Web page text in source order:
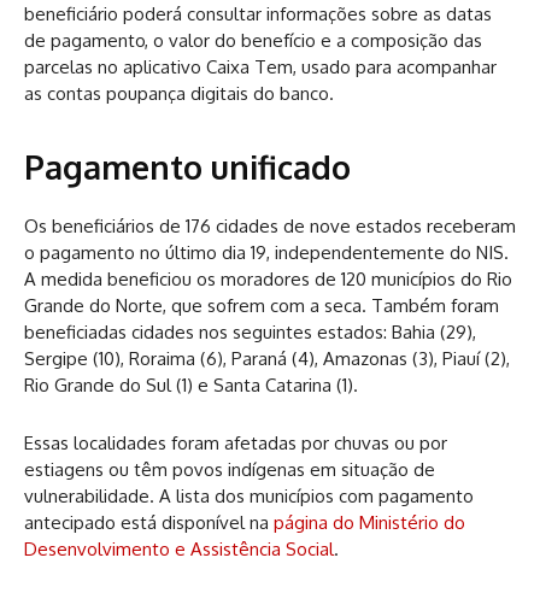
beneficiário poderá consultar informações sobre as datas
de pagamento, o valor do benefício e a composição das
parcelas no aplicativo Caixa Tem, usado para acompanhar
as contas poupança digitais do banco.
Pagamento unificado
Os beneficiários de 176 cidades de nove estados receberam
o pagamento no último dia 19, independentemente do NIS.
A medida beneficiou os moradores de 120 municípios do Rio
Grande do Norte, que sofrem com a seca. Também foram
beneficiadas cidades nos seguintes estados: Bahia (29),
Sergipe (10), Roraima (6), Paraná (4), Amazonas (3), Piauí (2),
Rio Grande do Sul (1) e Santa Catarina (1).
Essas localidades foram afetadas por chuvas ou por
estiagens ou têm povos indígenas em situação de
vulnerabilidade. A lista dos municípios com pagamento
antecipado está disponível na página do Ministério do
Desenvolvimento e Assistência Social.